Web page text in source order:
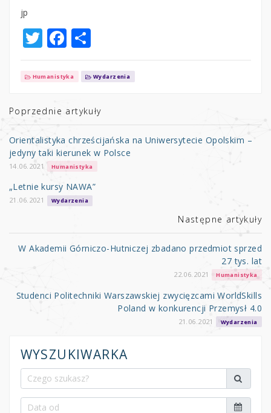
jp
T
w
it
r
F
a
c
b
o
o
k
S
h
ar
Humanistyka Wydarzenia
Poprzednie artykuły
Orientalistyka chrześcijańska na Uniwersytecie Opolskim –
jedyny taki kierunek w Polsce
14.06.2021 Humanistyka
„Letnie kursy NAWA”
21.06.2021 Wydarzenia
Następne artykuły
W Akademii Górniczo-Hutniczej zbadano przedmiot sprzed
27 tys. lat
22.06.2021 Humanistyka
Studenci Politechniki Warszawskiej zwycięzcami WorldSkills
Poland w konkurencji Przemysł 4.0
21.06.2021 Wydarzenia
WYSZUKIWARKA